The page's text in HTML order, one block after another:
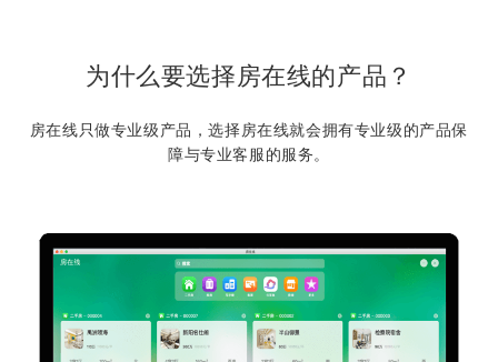
为什么要选择房在线的产品？
房在线只做专业级产品，选择房在线就会拥有专业级的产品保
障与专业客服的服务。